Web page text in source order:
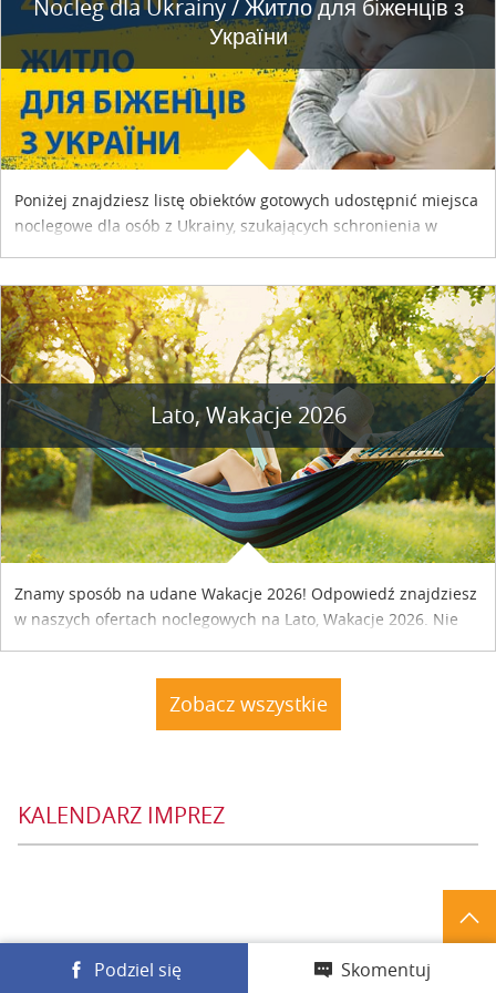
Nocleg dla Ukrainy / Житло для бiженцiв з
України
Poniżej znajdziesz listę obiektów gotowych udostępnić miejsca
noclegowe dla osób z Ukrainy, szukających schronienia w
Lato, Wakacje 2026
Znamy sposób na udane Wakacje 2026! Odpowiedź znajdziesz
w naszych ofertach noclegowych na Lato, Wakacje 2026. Nie
Zobacz wszystkie
KALENDARZ IMPREZ
Podziel się Skomentuj